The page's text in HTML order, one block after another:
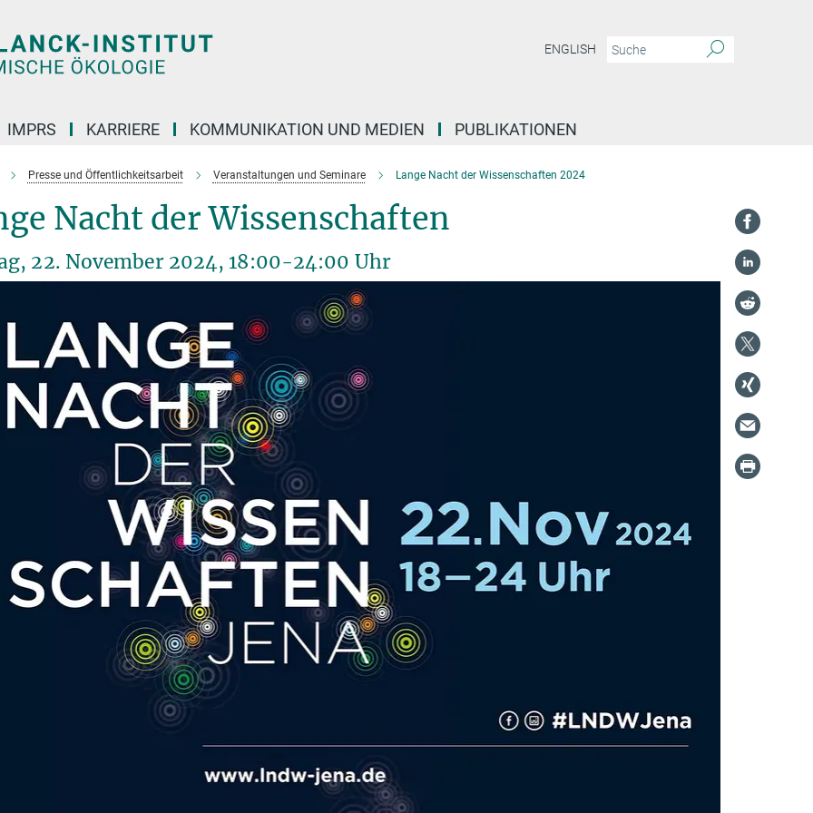
ENGLISH
IMPRS KARRIERE KOMMUNIKATION UND MEDIEN PUBLIKATIONEN
Presse und Öffentlichkeitsarbeit Veranstaltungen und Seminare Lange Nacht der Wissenschaften 2024
Nacht der Wissenschaften
22. November 2024, 18:00-24:00 Uhr